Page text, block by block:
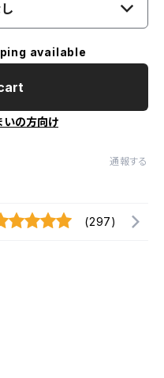
available
いの方向け
通報する
(297)